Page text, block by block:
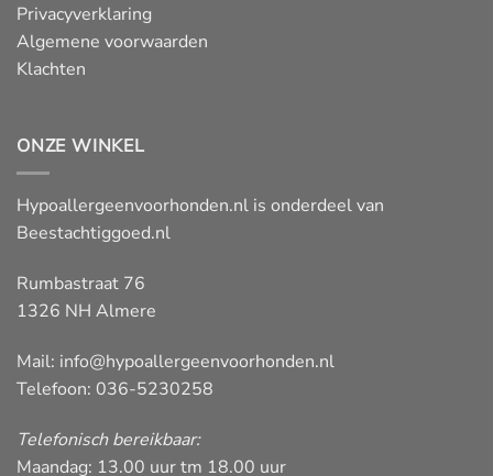
Privacyverklaring
Algemene voorwaarden
Klachten
ONZE WINKEL
Hypoallergeenvoorhonden.nl is onderdeel van
Beestachtiggoed.nl
Rumbastraat 76
1326 NH Almere
Mail: info@hypoallergeenvoorhonden.nl
Telefoon: 036-5230258
Telefonisch bereikbaar:
Maandag: 13.00 uur tm 18.00 uur